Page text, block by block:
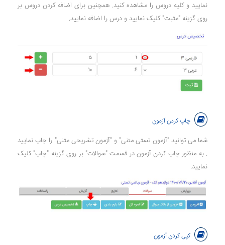
نمایید و کلیه دروس را مشاهده کنید. همچنین برای اضافه کردن دروس بر
روی گزینه "مثبت" کلیک نمایید و درس را اضافه نمایید.
چاپ کردن آزمون
شما می توانید "آزمون تستی متنی" و "آزمون تشریحی متنی" را چاپ نمایید
. به منظور چاپ کردن آزمون در قسمت "سوالات" بر روی گزینه "چاپ" کلیک
نمایید.
کپی کردن آزمون